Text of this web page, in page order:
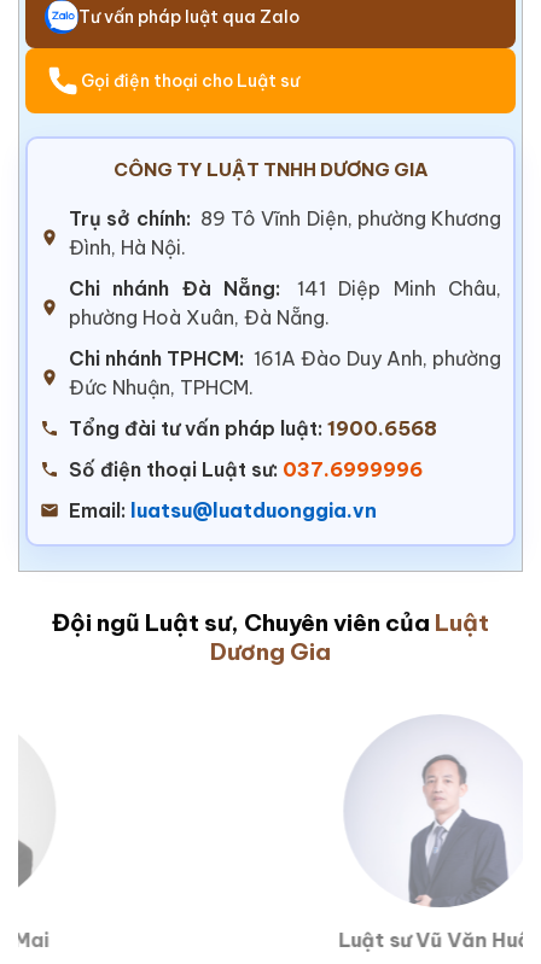
Tư vấn pháp luật qua Zalo
Gọi điện thoại cho Luật sư
CÔNG TY LUẬT TNHH DƯƠNG GIA
Trụ sở chính: 89 Tô Vĩnh Diện, phường Khương
Đình, Hà Nội.
Chi nhánh Đà Nẵng:
141 Diệp Minh Châu,
phường Hoà Xuân, Đà Nẵng.
Chi nhánh TPHCM: 161A Đào Duy Anh, phường
Đức Nhuận, TPHCM.
Tổng đài tư vấn pháp luật: 1900.6568
Số điện thoại Luật sư: 037.6999996
Email: luatsu@luatduonggia.vn
Đội ngũ Luật sư, Chuyên viên của Luật
Dương Gia
Luật sư Vũ Văn Huân